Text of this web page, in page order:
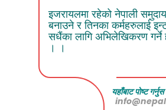
इजरायलमा रहेको नेपाली
बनाउने र तिनका कर्महरुलाई
सधैंका लागि अभिलेखिकरण गर्ने
। ।
यहाँबाट पोष्ट गर्नुस